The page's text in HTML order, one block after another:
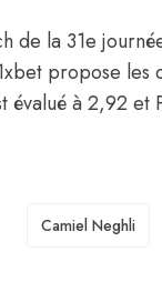
de la 31e
propose les
à 2,92 et
TAGS
Camiel Neghli